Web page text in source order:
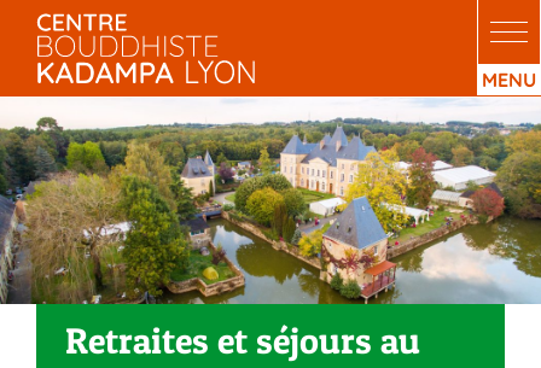
Passer
contenu
Retraites et séjours au